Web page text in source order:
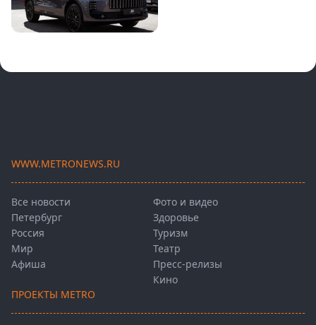
WWW.METRONEWS.RU
Все новости
Петербург
Россия
Мир
Афиша
Фото и видео
Здоровье
Туризм
Театр
Пресс-релизы
Кино
ПРОЕКТЫ METRO